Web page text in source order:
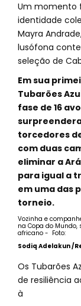
Um momento
identidade
Mayra
lusófona
seleção de
Em sua
Tubarões
fase de 16
torcedores
com duas
eliminar a
para igual a
em uma das
torneio.
Vozinha e
na Copa do
africano - Foto:
Sodiq Adelakun /
Os Tubarões
de resiliência
à